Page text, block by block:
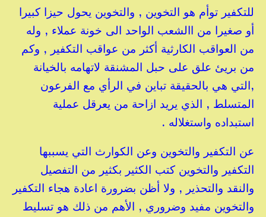
للتكفير توأم هو التخوين , والتخوين يحول حيزا كبيرا
أو صغيرا من االشعب الواحد الى خونة عملاء , وله
من العواقب الكارثية أكثر من عواقب التكفير , وكم
من بريئ علق على حبل المشنقة لاتهامه بالخيانة
,التي هي بالحقيقة تباين في الرأي مع الفرعون
المتسلط , الذي يريد ازاحة من يعرقل عملية
استبداده واستغلاله .
عن التكفير والتخوين وعن الكوارث التي يسببها
التكفير والتخوين كتب الكثير بكثير من التفصيل
والنقد والتحذير , ولا أظن بضرورة اعادة هجاء التكفير
والتخوين مفيد وضروري , الأهم من ذلك هو تسليط